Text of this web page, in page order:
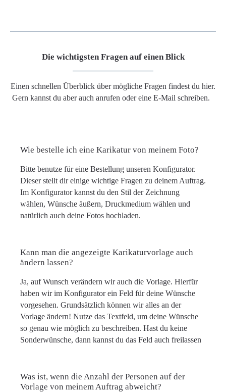
Die wichtigsten Fragen auf einen Blick
Einen schnellen Überblick über mögliche Fragen findest du hier.
Gern kannst du aber auch anrufen oder eine E-Mail schreiben.
Wie bestelle ich eine Karikatur von meinem Foto?
Bitte benutze für eine Bestellung unseren Konfigurator.
Dieser stellt dir einige wichtige Fragen zu deinem Auftrag.
Im Konfigurator kannst du den Stil der Zeichnung
wählen, Wünsche äußern, Druckmedium wählen und
natürlich auch deine Fotos hochladen.
Kann man die angezeigte Karikaturvorlage auch
ändern lassen?
Ja, auf Wunsch verändern wir auch die Vorlage. Hierfür
haben wir im Konfigurator ein Feld für deine Wünsche
vorgesehen. Grundsätzlich können wir alles an der
Vorlage ändern! Nutze das Textfeld, um deine Wünsche
so genau wie möglich zu beschreiben. Hast du keine
Sonderwünsche, dann kannst du das Feld auch freilassen
Was ist, wenn die Anzahl der Personen auf der
Vorlage von meinem Auftrag abweicht?